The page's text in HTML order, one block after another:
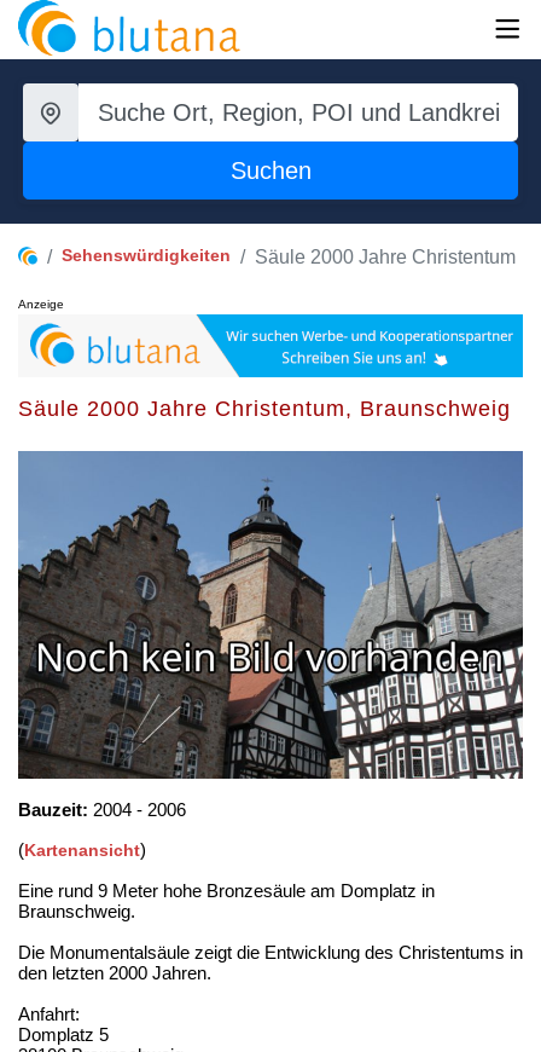
Suchen
Sehenswürdigkeiten Säule 2000 Jahre Christentum
Anzeige
Säule 2000 Jahre Christentum, Braunschweig
Bauzeit: 2004 - 2006
(Kartenansicht)
Eine rund 9 Meter hohe Bronzesäule am Domplatz in
Braunschweig.
Die Monumentalsäule zeigt die Entwicklung des Christentums in
den letzten 2000 Jahren.
Anfahrt:
Domplatz 5